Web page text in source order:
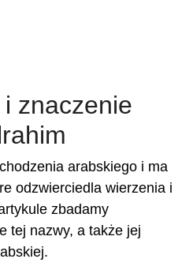
znaczenie
arabskiego i ma
odzwierciedla wierzenia i
zbadamy
tej nazwy, a także jej